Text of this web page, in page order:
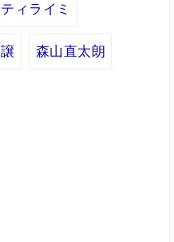
ィライミ
森山直太朗